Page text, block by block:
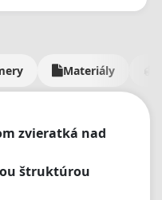
Materiály
zvieratká nad
štruktúrou